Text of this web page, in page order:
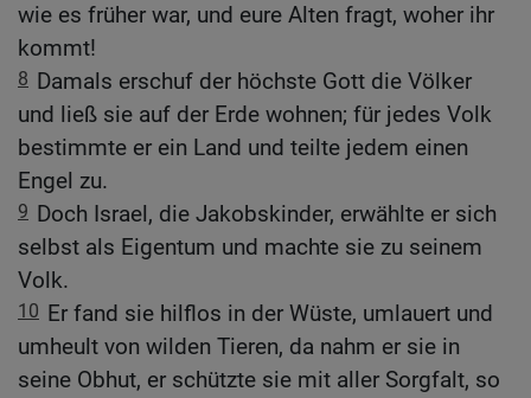
wie es früher war, und eure Alten fragt, woher ihr
kommt!
8 Damals erschuf der höchste Gott die Völker
und ließ sie auf der Erde wohnen; für jedes Volk
bestimmte er ein Land und teilte jedem einen
Engel zu.
9 Doch Israel, die Jakobskinder, erwählte er sich
selbst als Eigentum und machte sie zu seinem
Volk.
10 Er fand sie hilflos in der Wüste, umlauert und
umheult von wilden Tieren, da nahm er sie in
seine Obhut, er schützte sie mit aller Sorgfalt, so